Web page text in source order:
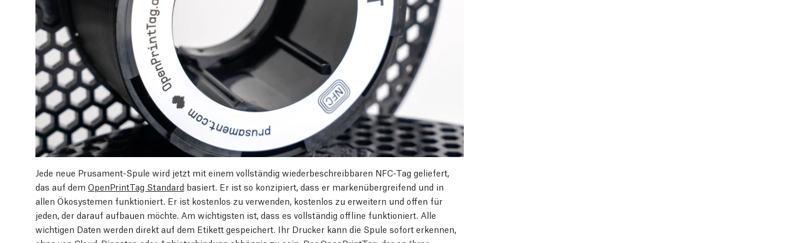
Jede neue Prusament-Spule wird jetzt mit einem vollständig wiederbeschreibbaren NFC-Tag geliefert,
das auf dem OpenPrintTag Standard basiert. Er ist so konzipiert, dass er markenübergreifend und in
allen Ökosystemen funktioniert. Er ist kostenlos zu verwenden, kostenlos zu erweitern und offen für
jeden, der darauf aufbauen möchte. Am wichtigsten ist, dass es vollständig offline funktioniert. Alle
wichtigen Daten werden direkt auf dem Etikett gespeichert. Ihr Drucker kann die Spule sofort erkennen,